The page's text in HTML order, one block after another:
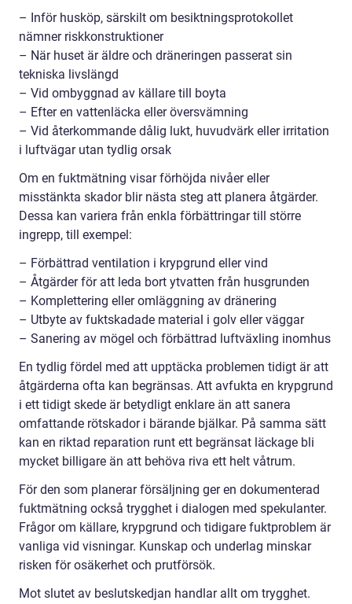
– Inför husköp, särskilt om besiktningsprotokollet
nämner riskkonstruktioner
– När huset är äldre och dräneringen passerat sin
tekniska livslängd
– Vid ombyggnad av källare till boyta
– Efter en vattenläcka eller översvämning
– Vid återkommande dålig lukt, huvudvärk eller irritation
i luftvägar utan tydlig orsak
Om en fuktmätning visar förhöjda nivåer eller
misstänkta skador blir nästa steg att planera åtgärder.
Dessa kan variera från enkla förbättringar till större
ingrepp, till exempel:
– Förbättrad ventilation i krypgrund eller vind
– Åtgärder för att leda bort ytvatten från husgrunden
– Komplettering eller omläggning av dränering
– Utbyte av fuktskadade material i golv eller väggar
– Sanering av mögel och förbättrad luftväxling inomhus
En tydlig fördel med att upptäcka problemen tidigt är att
åtgärderna ofta kan begränsas. Att avfukta en krypgrund
i ett tidigt skede är betydligt enklare än att sanera
omfattande rötskador i bärande bjälkar. På samma sätt
kan en riktad reparation runt ett begränsat läckage bli
mycket billigare än att behöva riva ett helt våtrum.
För den som planerar försäljning ger en dokumenterad
fuktmätning också trygghet i dialogen med spekulanter.
Frågor om källare, krypgrund och tidigare fuktproblem är
vanliga vid visningar. Kunskap och underlag minskar
risken för osäkerhet och prutförsök.
Mot slutet av beslutskedjan handlar allt om trygghet.